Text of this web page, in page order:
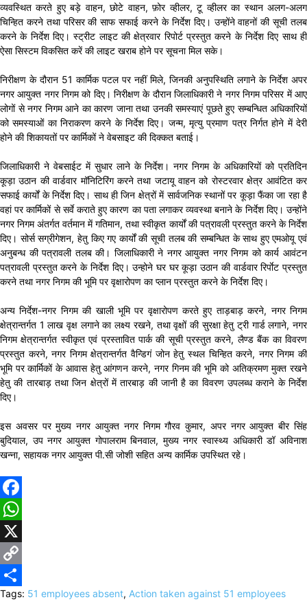
व्यवस्थित करते हुए बड़े वाहन, छोटे वाहन, फ़ोर व्हीलर, टू व्हीलर का स्थान अलग-अलग
चिन्हित करने तथा परिसर की साफ सफाई करने के निर्देश दिए। उन्होंने वाहनों की सूची तलब
करने के निर्देश दिए। स्ट्रीट लाइट की क्षेत्रवार रिपोर्ट प्रस्तुत करने के निर्देश दिए साथ ही
ऐसा सिस्टम विकसित करें की लाइट खराब होने पर सूचना मिल सके।
निरीक्षण के दौरान 51 कार्मिक पटल पर नहीं मिले, जिनकी अनुपस्थिति लगाने के निर्देश अपर
नगर आयुक्त नगर निगम को दिए। निरीक्षण के दौरान जिलाधिकारी ने नगर निगम परिसर में आए
लोगों से नगर निगम आने का कारण जाना तथा उनकी समस्याएं पूछते हुए सम्बन्धित अधिकारियों
को समस्याओं का निराकरण करने के निर्देश दिए। जन्म, मृत्यु प्रमाण पत्र निर्गत होने में देरी
होने की शिकायतों पर कार्मिकों ने वेबसाइट की दिक्कत बताई।
जिलाधिकारी ने वेबसाईट में सुधार लाने के निर्देश। नगर निगम के अधिकारियों को प्रतिदिन
कूड़ा उठान की वार्डवार मॉनिटिरिंग करने तथा जटायू वाहन को रोस्टरवार क्षेत्र आवंटित कर
सफाई कार्यों के निर्देश दिए। साथ ही जिन क्षेत्रों में सार्वजनिक स्थानों पर कूड़ा फैंका जा रहा है
वहां पर कार्मिकों से सर्वे कराते हुए कारण का पता लगाकर व्यवस्था बनाने के निर्देश दिए। उन्होंने
नगर निगम अंतर्गत वर्तमान में गतिमान, तथा स्वीकृत कार्यों की पत्रावली प्रस्तुत करने के निर्देश
दिए। सोर्स सग्रीगेशन, हेतु किए गए कार्यों की सूची तलब की सम्बन्धित के साथ हुए एमओयू एवं
अनुबन्ध की पत्रावली तलब की। जिलाधिकारी ने नगर आयुक्त नगर निगम को कार्य आवंटन
पत्रावली प्रस्तुत करने के निर्देश दिए। उन्होने घर घर कूड़ा उठान की वार्डवार रिर्पाेट प्रस्तुत
करने तथा नगर निगम की भूमि पर वृक्षारोपण का प्लान प्रस्तुत करने के निर्देश दिए।
अन्य निर्देश-नगर निगम की खाली भूमि पर वृक्षारोपण करते हुए ताड़बाड़ करने, नगर निगम
क्षेत्रान्तर्गत 1 लाख वृक्ष लगाने का लक्ष्य रखने, तथा वृक्षों की सुरक्षा हेतु ट्री गार्ड लगाने, नगर
निगम क्षेत्रान्तर्गत स्वीकृत एवं प्रस्तावित पार्क की सूची प्रस्तुत करने, लैण्ड बैंक का विवरण
प्रस्तुत करने, नगर निगम क्षेत्रान्तर्गत वैन्डिगं जोन हेतु स्थल चिन्हित करने, नगर निगम की
भूमि पर कार्मिकों के आवास हेतु आंगणन करने, नगर गिनम की भूमि को अतिक्रमण मुक्त रखने
हेतु की तारबाड़ तथा जिन क्षेत्रों में तारबाड़ की जानी है का विवरण उपलब्ध कराने के निर्देश
दिए।
इस अवसर पर मुख्य नगर आयुक्त नगर निगम गौरव कुमार, अपर नगर आयुक्त बीर सिंह
बुदियाल, उप नगर आयुक्त गोपालराम बिनवाल, मुख्य नगर स्वास्थ्य अधिकारी डॉ अविनाश
खन्ना, सहायक नगर आयुक्त पी.सी जोशी सहित अन्य कार्मिक उपस्थित रहे।
Facebook
WhatsApp
X
Copy
Link
Share
Tags: 51 employees absent, Action taken against 51 employees